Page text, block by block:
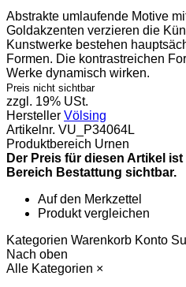
Abstrakte umlaufende Motive
Goldakzenten verzieren die
Kunstwerke bestehen
Formen. Die kontrastreichen
Werke dynamisch wirken.
Preis nicht sichtbar
zzgl. 19% USt.
Hersteller Völsing
Artikelnr. VU_P34064L
Produktbereich Urnen
Der Preis für diesen Artikel
Bereich Bestattung sichtbar.
Auf den Merkzettel
Produkt vergleichen
Kategorien Warenkorb Konto
Nach oben
Alle Kategorien ×